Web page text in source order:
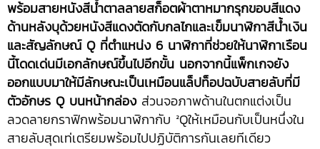
พร้อมสายหนังสีน้ำตาลลายสก็อตผ้าตาหมากรุกขอบสีแดง
ด้านหลังบุด้วยหนังสีแดงตัดกับกลไกและเข็มนาฬิกาสีน้ำเงิน
และสัญลักษณ์ Q ที่ตำแหน่ง 6 นาฬิกาที่ช่วยให้นาฬิกาเรือน
นี้โดดเด่นมีเอกลักษณ์ขึ้นไปอีกขั้น นอกจากนี้แพ็กเกจยัง
ออกแบบมาให้มีลักษณะเป็นเหมือนแล็ปท็อปฉบับสายลับที่มี
ตัวอักษร Q บนหน้ากล่องส่วนจอภาพด้านในตกแต่งเป็น
ลวดลายกราฟิกพร้อมนาฬิกากับ ²Qให้เหมือนกับเป็นหนึ่งใน
สายลับสุดเท่เตรียมพร้อมไปปฏิบัติการกันเลยทีเดียว